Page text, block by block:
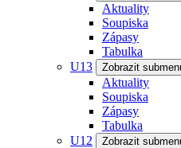
Aktuality
Soupiska
Zápasy
Tabulka
U13
Zobrazit
Aktuality
Soupiska
Zápasy
Tabulka
U12
Zobrazit